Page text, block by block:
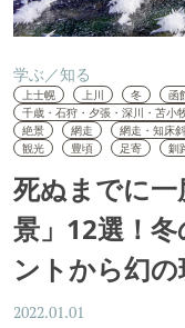
学ぶ／知る
上士幌 上川 冬 函
千歳・石狩・夕張・深川・苫小
絶景
網走 網走・知床
観光
豊頃 足寄 釧
死ぬまでに
景」12選！
ントから幻
2022.01.01